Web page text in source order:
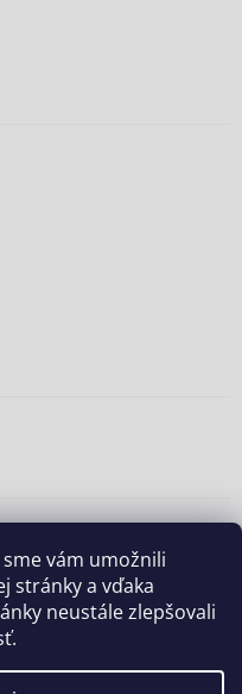
vám umožnili
stránky a vďaka
neustále zlepšovali
vyhradené.